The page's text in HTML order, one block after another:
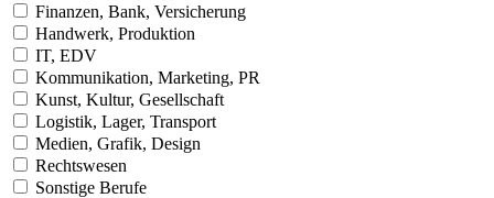
Finanzen, Bank, Versicherung
Handwerk, Produktion
IT, EDV
Kommunikation, Marketing, PR
Kunst, Kultur, Gesellschaft
Logistik, Lager, Transport
Medien, Grafik, Design
Rechtswesen
Sonstige Berufe